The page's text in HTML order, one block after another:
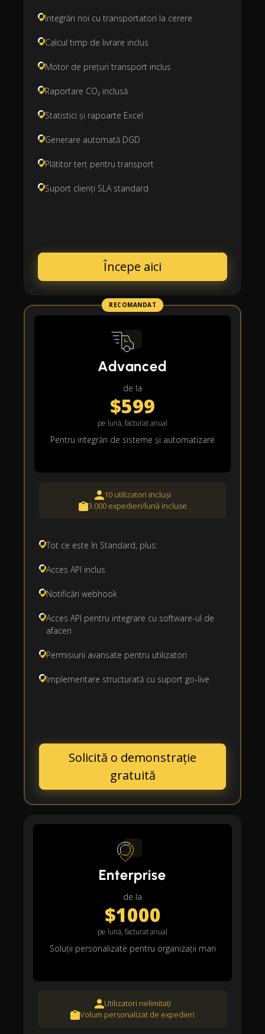
Integrări noi cu transportatori la cerere
Calcul timp de livrare inclus
Motor de prețuri transport inclus
Raportare CO₂ inclusă
Statistici și rapoarte Excel
Generare automată DGD
Plătitor terț pentru transport
Suport clienți SLA standard
Începe aici
RECOMANDAT
Advanced
de la
$599
pe lună, facturat anual
Pentru integrări de sisteme și automatizare
10 utilizatori incluși
3.000 expedieri/lună incluse
Tot ce este în Standard, plus:
Acces API inclus
Notificări webhook
Acces API pentru integrare cu software-ul de
afaceri
Permisiuni avansate pentru utilizatori
Implementare structurată cu suport go-live
Solicită o demonstrație
gratuită
Enterprise
de la
$1000
pe lună, facturat anual
Soluții personalizate pentru organizații mari
Utilizatori nelimitați
Volum personalizat de expedieri